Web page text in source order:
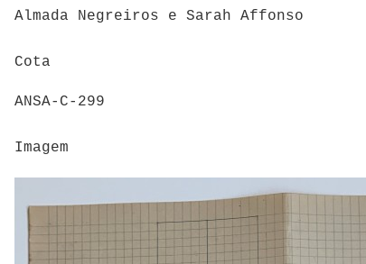
Almada Negreiros e Sarah Affonso
Cota
ANSA-C-299
Imagem